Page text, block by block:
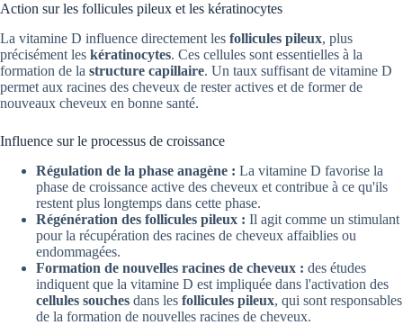
Action sur les follicules pileux et les kératinocytes
La vitamine D influence directement les follicules pileux, plus
précisément les kératinocytes. Ces cellules sont essentielles à la
formation de la structure capillaire. Un taux suffisant de vitamine D
permet aux racines des cheveux de rester actives et de former de
nouveaux cheveux en bonne santé.
Influence sur le processus de croissance
Régulation de la phase anagène : La vitamine D favorise la
phase de croissance active des cheveux et contribue à ce qu'ils
restent plus longtemps dans cette phase.
Régénération des follicules pileux : Il agit comme un stimulant
pour la récupération des racines de cheveux affaiblies ou
endommagées.
Formation de nouvelles racines de cheveux : des études
indiquent que la vitamine D est impliquée dans l'activation des
cellules souches dans les follicules pileux, qui sont responsables
de la formation de nouvelles racines de cheveux.